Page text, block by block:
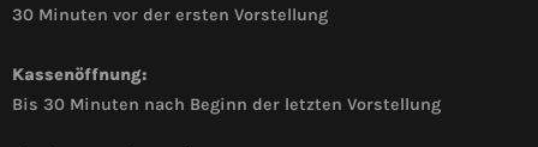
30 Minuten vor der ersten Vorstellung
Kassenöffnung:
Bis 30 Minuten nach Beginn der letzten Vorstellung